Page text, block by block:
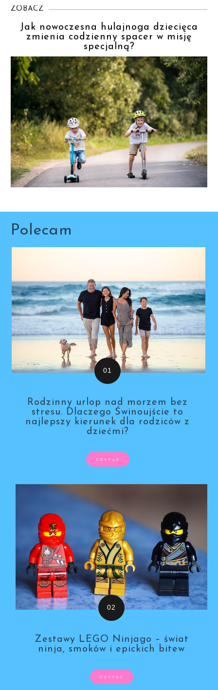
ZOBACZ
Jak nowoczesna hulajnoga dziecięca
zmienia codzienny spacer w misję
specjalną?
Polecam
Rodzinny urlop nad morzem bez
stresu. Dlaczego Świnoujście to
najlepszy kierunek dla rodziców z
dziećmi?
CZYTAJ
Zestawy LEGO Ninjago – świat
ninja, smoków i epickich bitew
CZYTAJ